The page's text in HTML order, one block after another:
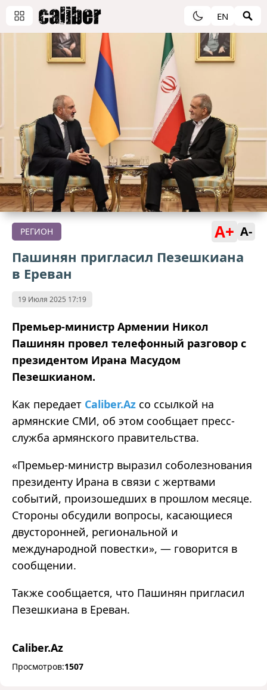
EN
РЕГИОН A+ A-
Пашинян пригласил Пезешкиана
в Ереван
19 Июля 2025 17:19
Премьер-министр Армении Никол
Пашинян провел телефонный разговор с
президентом Ирана Масудом
Пезешкианом.
Как передает Caliber.Az со ссылкой на
армянские СМИ, об этом сообщает пресс-
служба армянского правительства.
«Премьер-министр выразил соболезнования
президенту Ирана в связи с жертвами
событий, произошедших в прошлом месяце.
Стороны обсудили вопросы, касающиеся
двусторонней, региональной и
международной повестки», — говорится в
сообщении.
Также сообщается, что Пашинян пригласил
Пезешкиана в Ереван.
Caliber.Az
Просмотров:1507